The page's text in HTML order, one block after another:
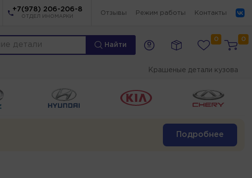
+7(978) 206-206-8
ОТДЕЛ ИНОМАРКИ
Отзывы Режим работы Контакты
Найти
0 0
Крашеные детали кузова
Подробнее